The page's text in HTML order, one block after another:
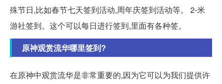
殊节日,比如春节七天签到活动,周年庆签到活动等。 2-米
游社签到。这个可以每日进行签到,里面有各种签。
原神观赏流华哪里签到?
在原神中观赏流华是非常重要的,因为它可以为我们提供许